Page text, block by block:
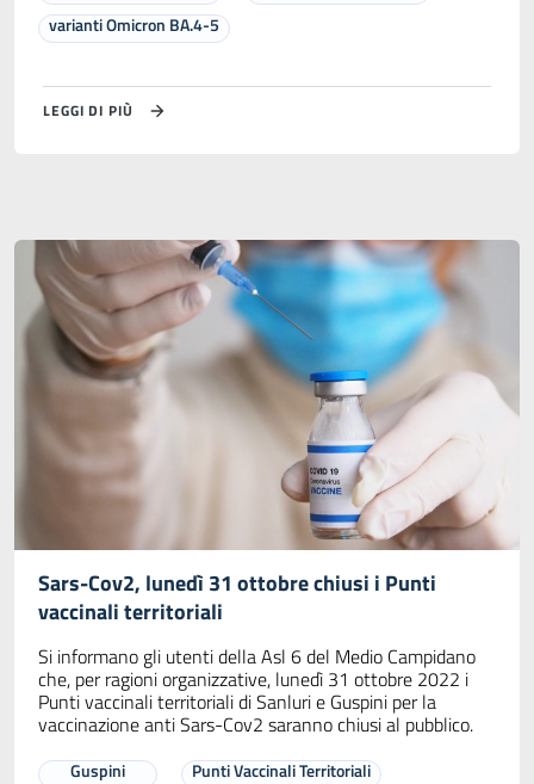
varianti Omicron BA.4-5
LEGGI DI PIÙ
Sars-Cov2, lunedì 31 ottobre chiusi i Punti
vaccinali territoriali
Si informano gli utenti della Asl 6 del Medio Campidano
che, per ragioni organizzative, lunedì 31 ottobre 2022 i
Punti vaccinali territoriali di Sanluri e Guspini per la
vaccinazione anti Sars-Cov2 saranno chiusi al pubblico.
Guspini
Punti Vaccinali Territoriali